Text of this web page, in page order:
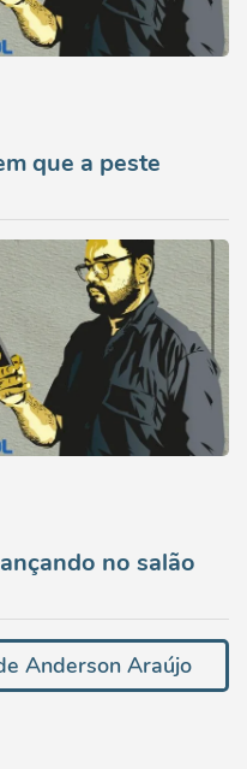
que a peste
no salão
Anderson Araújo